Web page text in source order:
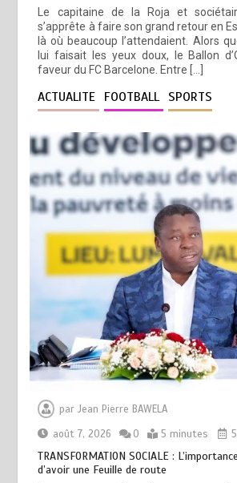
Le capitaine de la Roja et
s’apprête à faire son grand retour en
là où beaucoup l’attendaient. Alors
lui faisait les yeux doux, le Ballon
faveur du FC Barcelone. Entre […]
ACTUALITE FOOTBALL SPORTS
parJean Pierre BAWELA
août 7, 2026
0 5 minutes
TRANSFORMATION SOCIALE :
d’avoir une Feuille de route